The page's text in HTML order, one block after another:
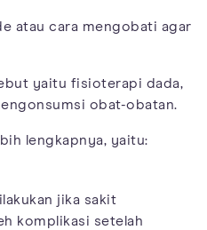
atau cara mengobati agar
yaitu fisioterapi dada,
obat-obatan.
lengkapnya, yaitu:
jika sakit
komplikasi setelah